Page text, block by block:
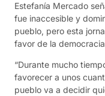
Estefanía Mercado
fue inaccesible y
pueblo, pero esta
favor de la
“Durante mucho
favorecer a unos
pueblo va a decidir